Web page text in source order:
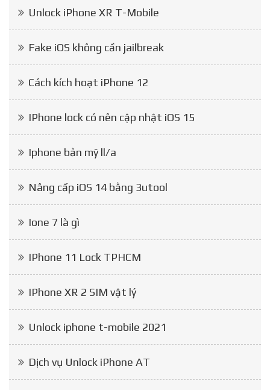
Unlock iPhone XR T-Mobile
Fake iOS không cần jailbreak
Cách kích hoạt iPhone 12
IPhone lock có nên cập nhật iOS 15
Iphone bản mỹ ll/a
Nâng cấp iOS 14 bằng 3utool
Ione 7 là gì
IPhone 11 Lock TPHCM
IPhone XR 2 SIM vật lý
Unlock iphone t-mobile 2021
Dịch vụ Unlock iPhone AT